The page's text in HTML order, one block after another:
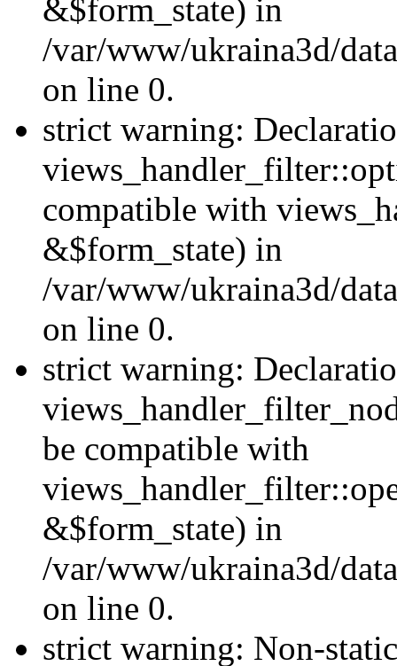
&$form_state) in
/var/www/ukraina3d/
on line 0.
strict warning:
compatible with
&$form_state) in
/var/www/ukraina3d/
on line 0.
strict warning:
be compatible with
&$form_state) in
/var/www/ukraina3d/
on line 0.
strict warning: Non-